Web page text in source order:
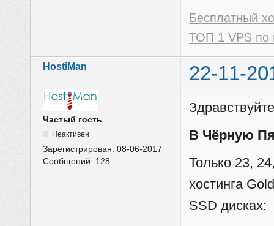
Бесплатный
ТОП 1 VPS по
HostiMan 22-11-
Частый гость
Неактивен
Зарегистрирован:08-06-2017
Сообщений: 128
В Чёрную
Только 23,
хостинга
SSD дисках: